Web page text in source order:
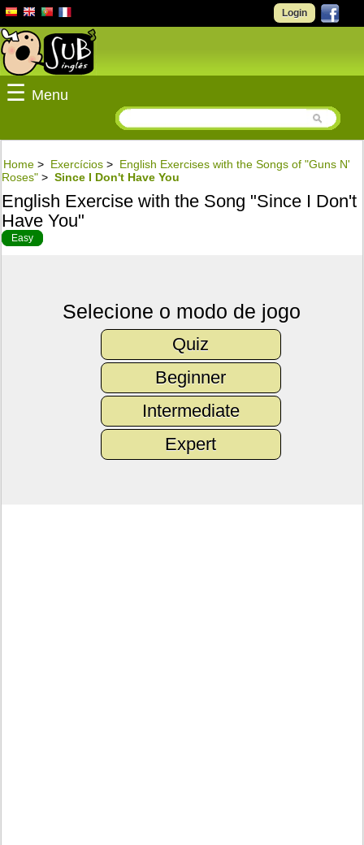
Login
☰ Menu
Home > Exercícios > English Exercises with the Songs of "Guns N'
Roses" > Since I Don't Have You
English Exercise with the Song "Since I Don't
Have You"
Easy
Selecione o modo de jogo
Quiz
Beginner
Intermediate
Expert